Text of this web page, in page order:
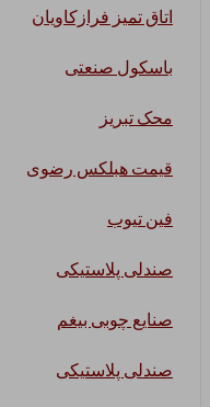
اتاق تمیز فرازکاویان
باسکول صنعتی
محک تبریز
قیمت هبلکس رضوی
فین تیوب
صندلی پلاستیکی
صنایع چوبی بیغم
صندلی پلاستیکی